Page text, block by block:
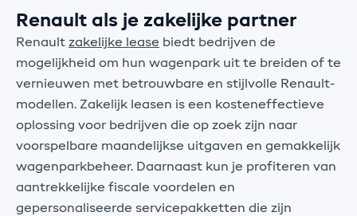
Renault als je zakelijke partner
Renault zakelijke lease biedt bedrijven de
mogelijkheid om hun wagenpark uit te breiden of te
vernieuwen met betrouwbare en stijlvolle Renault-
modellen. Zakelijk leasen is een kosteneffectieve
oplossing voor bedrijven die op zoek zijn naar
voorspelbare maandelijkse uitgaven en gemakkelijk
wagenparkbeheer. Daarnaast kun je profiteren van
aantrekkelijke fiscale voordelen en
gepersonaliseerde servicepakketten die zijn